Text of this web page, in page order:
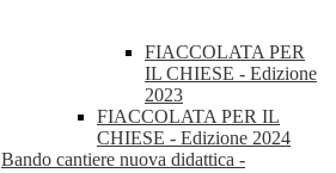
FIACCOLATA PER
IL CHIESE - Edizione
2023
FIACCOLATA PER IL
CHIESE - Edizione 2024
Bando cantiere nuova didattica -